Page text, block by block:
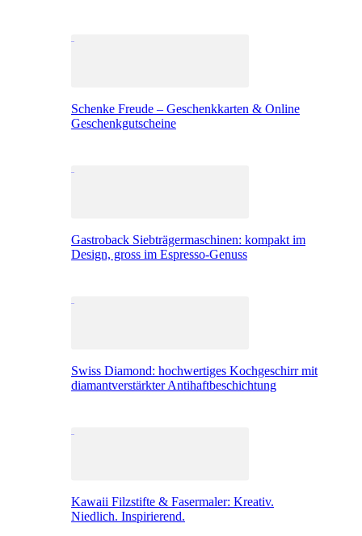
Schenke Freude – Geschenkkarten & Online
Geschenkgutscheine
Gastroback Siebträgermaschinen: kompakt im
Design, gross im Espresso-Genuss
Swiss Diamond: hochwertiges Kochgeschirr mit
diamantverstärkter Antihaftbeschichtung
Kawaii Filzstifte & Fasermaler: Kreativ.
Niedlich. Inspirierend.